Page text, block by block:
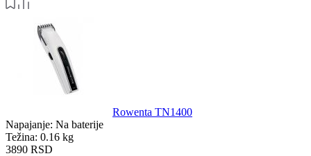
Rowenta TN1400
Napajanje: Na baterije
Težina: 0.16 kg
3890 RSD